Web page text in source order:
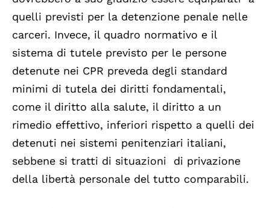
quelli previsti per la detenzione penale nelle
carceri. Invece, il quadro normativo e il
sistema di tutele previsto per le persone
detenute nei CPR preveda degli standard
minimi di tutela dei diritti fondamentali,
come il diritto alla salute, il diritto a un
rimedio effettivo, inferiori rispetto a quelli dei
detenuti nei sistemi penitenziari italiani,
sebbene si tratti di situazioni di privazione
della libertà personale del tutto comparabili.